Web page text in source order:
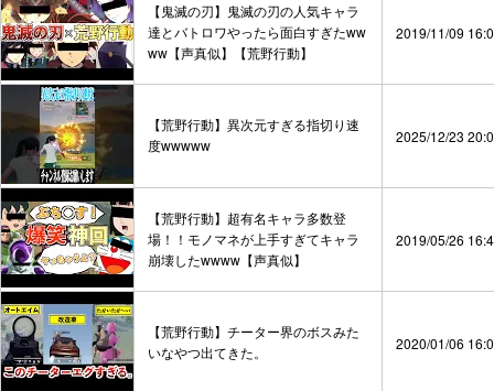
【鬼滅の刃】鬼滅の刃の人気キャラ
達とバトロワやったら面白すぎたww
ww【声真似】【荒野行動】
2019/11/09
【荒野行動】異次元すぎる指切り速
度wwwww
2025/12/23
【荒野行動】超有名キャラ多数登
場！！モノマネが上手すぎてキャラ
崩壊したwwww【声真似】
2019/05/26
【荒野行動】チーター界のボスみた
いなやつ出てきた。
2020/01/06